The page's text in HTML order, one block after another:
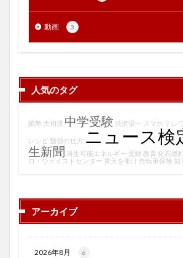
動画 3
人気のタグ
紙幣 大相撲 中学受験 渋沢栄一 スマホ テレ
レシピ 勉強の仕方 ニュース検
生新聞 再生可能エネルギー 受験 教育 化石燃
ロ・ウェイストセンター 青天を衝け 自転車保険 知
アーカイブ
2026年8月 6